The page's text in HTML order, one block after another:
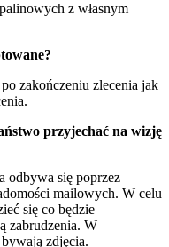
z własnym
zakończeniu zlecenia jak
przyjechać na wizję
odbywa się poprzez
mailowych. W celu
się co będzie
zabrudzenia. W
zdjęcia.